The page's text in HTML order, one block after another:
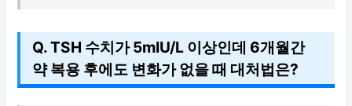
Q. TSH 수치가 5mIU/L 이상인데 6개월간
약 복용 후에도 변화가 없을 때 대처법은?